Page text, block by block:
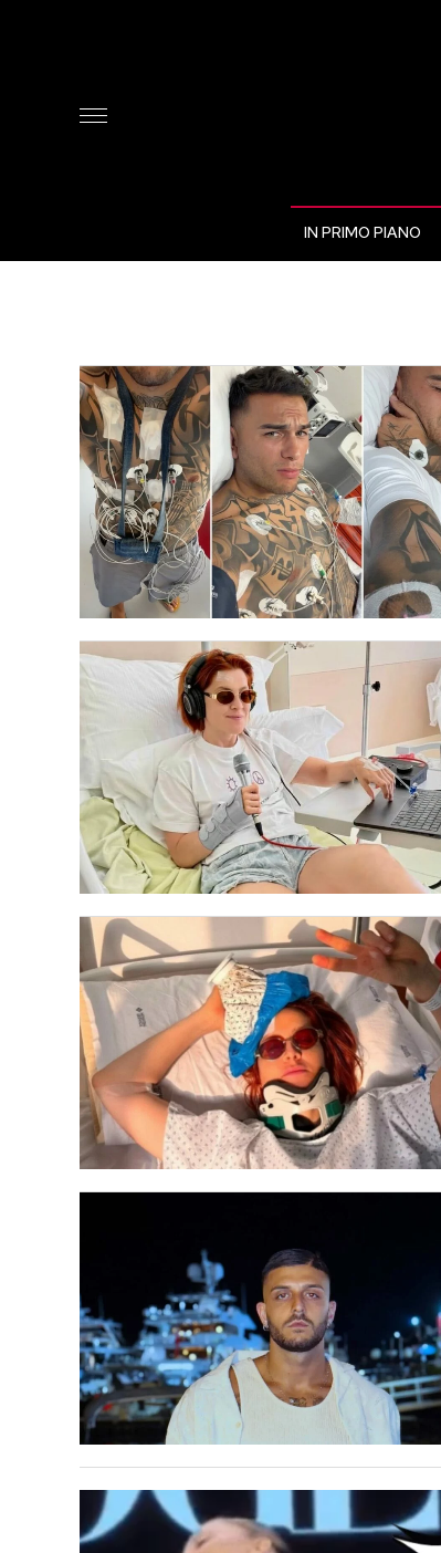
IN PRIMO PIANO